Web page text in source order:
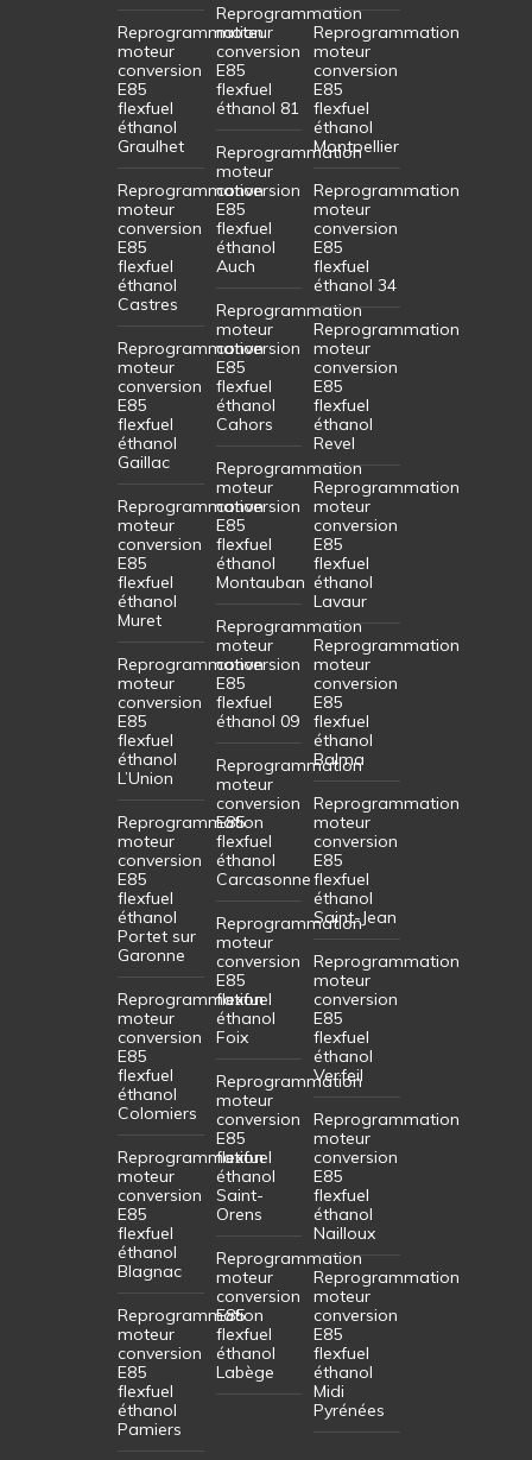
Reprogrammation
moteur
conversion
E85
flexfuel
éthanol
Graulhet
Reprogrammation
moteur
conversion
E85
flexfuel
éthanol
Castres
Reprogrammation
moteur
conversion
E85
flexfuel
éthanol
Gaillac
Reprogrammation
moteur
conversion
E85
flexfuel
éthanol
Muret
Reprogrammation
moteur
conversion
E85
flexfuel
éthanol
L’Union
Reprogrammation
moteur
conversion
E85
flexfuel
éthanol
Portet sur
Garonne
Reprogrammation
moteur
conversion
E85
flexfuel
éthanol
Colomiers
Reprogrammation
moteur
conversion
E85
flexfuel
éthanol
Blagnac
Reprogrammation
moteur
conversion
E85
flexfuel
éthanol
Pamiers
Reprogrammation
moteur
conversion
E85
flexfuel
éthanol 81
Reprogrammation
moteur
conversion
E85
flexfuel
éthanol
Auch
Reprogrammation
moteur
conversion
E85
flexfuel
éthanol
Cahors
Reprogrammation
moteur
conversion
E85
flexfuel
éthanol
Montauban
Reprogrammation
moteur
conversion
E85
flexfuel
éthanol 09
Reprogrammation
moteur
conversion
E85
flexfuel
éthanol
Carcasonne
Reprogrammation
moteur
conversion
E85
flexfuel
éthanol
Foix
Reprogrammation
moteur
conversion
E85
flexfuel
éthanol
Saint-
Orens
Reprogrammation
moteur
conversion
E85
flexfuel
éthanol
Labège
Reprogrammation
moteur
conversion
E85
flexfuel
éthanol
Montpellier
Reprogrammation
moteur
conversion
E85
flexfuel
éthanol 34
Reprogrammation
moteur
conversion
E85
flexfuel
éthanol
Revel
Reprogrammation
moteur
conversion
E85
flexfuel
éthanol
Lavaur
Reprogrammation
moteur
conversion
E85
flexfuel
éthanol
Balma
Reprogrammation
moteur
conversion
E85
flexfuel
éthanol
Saint-Jean
Reprogrammation
moteur
conversion
E85
flexfuel
éthanol
Verfeil
Reprogrammation
moteur
conversion
E85
flexfuel
éthanol
Nailloux
Reprogrammation
moteur
conversion
E85
flexfuel
éthanol
Midi
Pyrénées